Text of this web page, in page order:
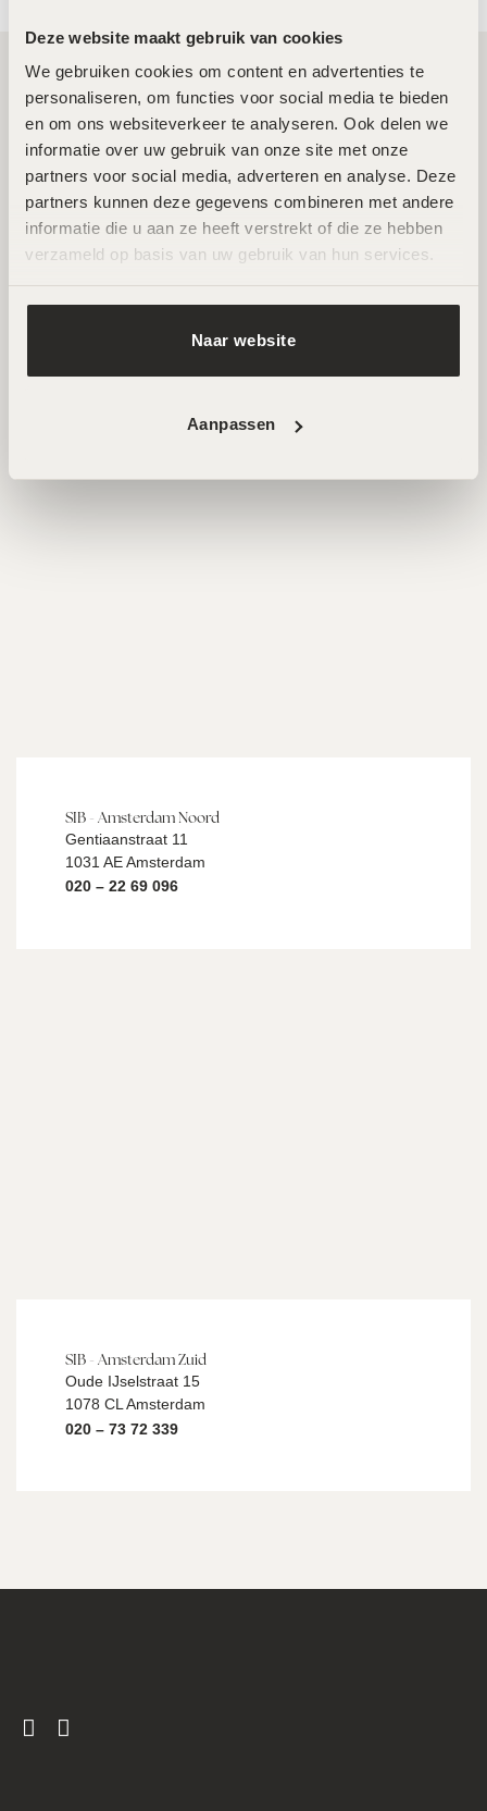
Deze website maakt gebruik van cookies
We gebruiken cookies om content en advertenties te
personaliseren, om functies voor social media te bieden
en om ons websiteverkeer te analyseren. Ook delen we
informatie over uw gebruik van onze site met onze
partners voor social media, adverteren en analyse. Deze
partners kunnen deze gegevens combineren met andere
informatie die u aan ze heeft verstrekt of die ze hebben
verzameld op basis van uw gebruik van hun services.
Naar website
Aanpassen
Twee toplocaties in Amsterdam Noord en
Zuid
Wij ontvangen je graag in een van onze twee
hoogwaardige salons in Amsterdam Noord en Zuid. Hier
werken ervaren specialisten met de nieuwste technieken
voor huidverbetering. Beide locaties zijn goed bereikbaar
SIB - Amsterdam Noord
Gentiaanstraat 11
1031 AE Amsterdam
020 – 22 69 096
SIB - Amsterdam Zuid
Oude IJselstraat 15
1078 CL Amsterdam
020 – 73 72 339